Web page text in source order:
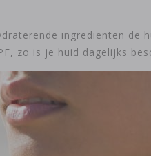
ingrediënten
zo is je huid dagelijks